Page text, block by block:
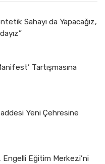
Sahayı da Yapacağız,
Tartışmasına
Yeni Çehresine
Engelli Eğitim Merkezi’ni